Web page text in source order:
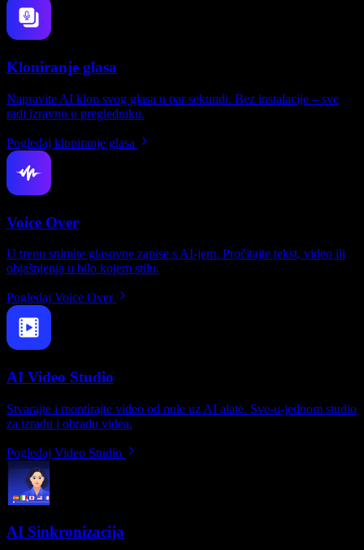
Kloniranje glasa
Napravite AI klon svog glasa u par sekundi. Bez instalacije – sve
radi izravno u pregledniku.
Pogledaj kloniranje glasa
Voice Over
U trenu snimite glasovne zapise s AI-jem. Pročitajte tekst, video ili
objašnjenja u bilo kojem stilu.
Pogledaj Voice Over
AI Video Studio
Stvarajte i montirajte video od nule uz AI alate. Sve-u-jednom studio
za izradu i obradu videa.
Pogledaj Video Studio
AI Sinkronizacija